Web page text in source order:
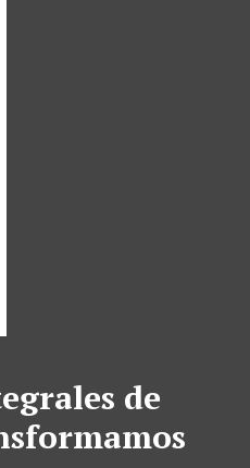
de